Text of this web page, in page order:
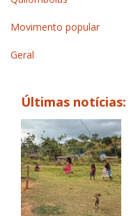
Movimento popular
Geral
Últimas notícias: